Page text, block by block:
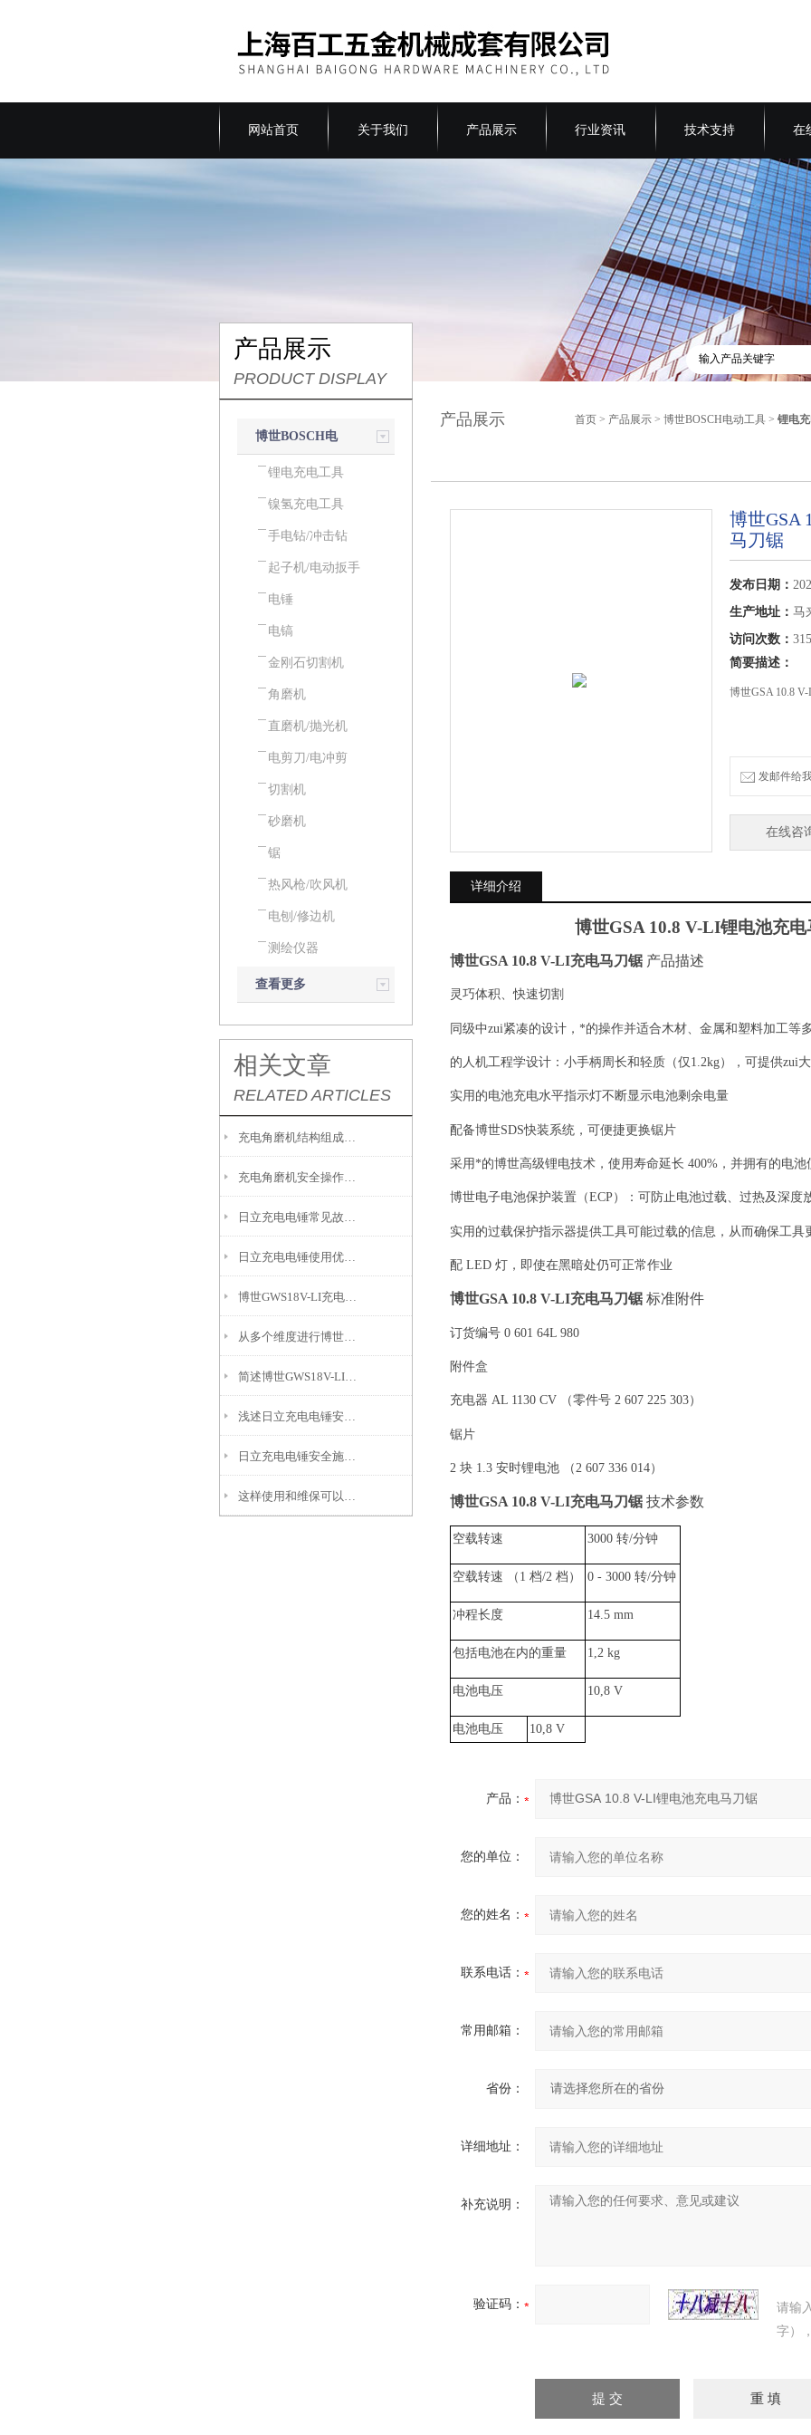
网站首页 关于我们 产品展示 行业资讯 技术支持 在
产品展示
PRODUCT DISPLAY
博世BOSCH电
动工具
锂电充电工具
镍氢充电工具
手电钻/冲击钻
起子机/电动扳手
电锤
电镐
金刚石切割机
角磨机
直磨机/抛光机
电剪刀/电冲剪
切割机
砂磨机
锯
热风枪/吹风机
电刨/修边机
测绘仪器
查看更多
相关文章
RELATED ARTICLES
充电角磨机结构组成和作用如下
充电角磨机安全操作需要留意以下方面
日立充电电锤使用优势体现在什么地方？
博世GWS18V-LI充电角磨机的易操作性探讨
从多个维度进行博世GWS18V-LI充电角磨机的安全性分析
简述博世GWS18V-LI充电角磨机使用注意事项
浅述日立充电电锤安全操作规程
日立充电电锤安全施工检查
产品展示 首页 > 产品展示 >博世BOSCH电动工具 >锂电
博世GSA
马刀锯
发布日期：
生产地址： 马
访问次数：
简要描述：
博世GSA 10.8
发邮件给
在线咨
详细介绍
博世GSA 10.8 V-LI锂电池充电
博世GSA 10.8 V-LI充电马刀锯 产品描述
灵巧体积、快速切割
同级中zui紧凑的设计，*的操作并适合木材、金属和塑料加工等
的人机工程学设计：小手柄周长和轻质（仅 1.2kg），可提供zui
实用的电池充电水平指示灯不断显示电池剩余电量
配备博世SDS快装系统，可便捷更换锯片
采用*的博世高级锂电技术，使用寿命延长 400%，并拥有的电池
博世电子电池保护装置（ECP）：可防止电池过载、过热及深度
实用的过载保护指示器提供工具可能过载的信息，从而确保工具
配LED 灯，即使在黑暗处仍可正常作业
博世GSA 10.8 V-LI充电马刀锯 标准附件
订货编号0 601 64L 980
附件盒
充电器 AL 1130 CV （零件号2 607 225 303）
锯片
2 块1.3 安时锂电池（2 607 336 014）
博世GSA 10.8 V-LI充电马刀锯 技术参数
空载转速 3000转/分钟
空载转速 （1档/2档 ） 0 - 3000转/分钟
冲程长度 14.5 mm
包括电池在内的重量 1,2 kg
电池电压 10,8 V
电池电压 10,8 V
产品：
您的单位：
您的姓名：
联系电话：
常用邮箱：
省份：
详细地址：
补充说明：
验证码：
请输
字）